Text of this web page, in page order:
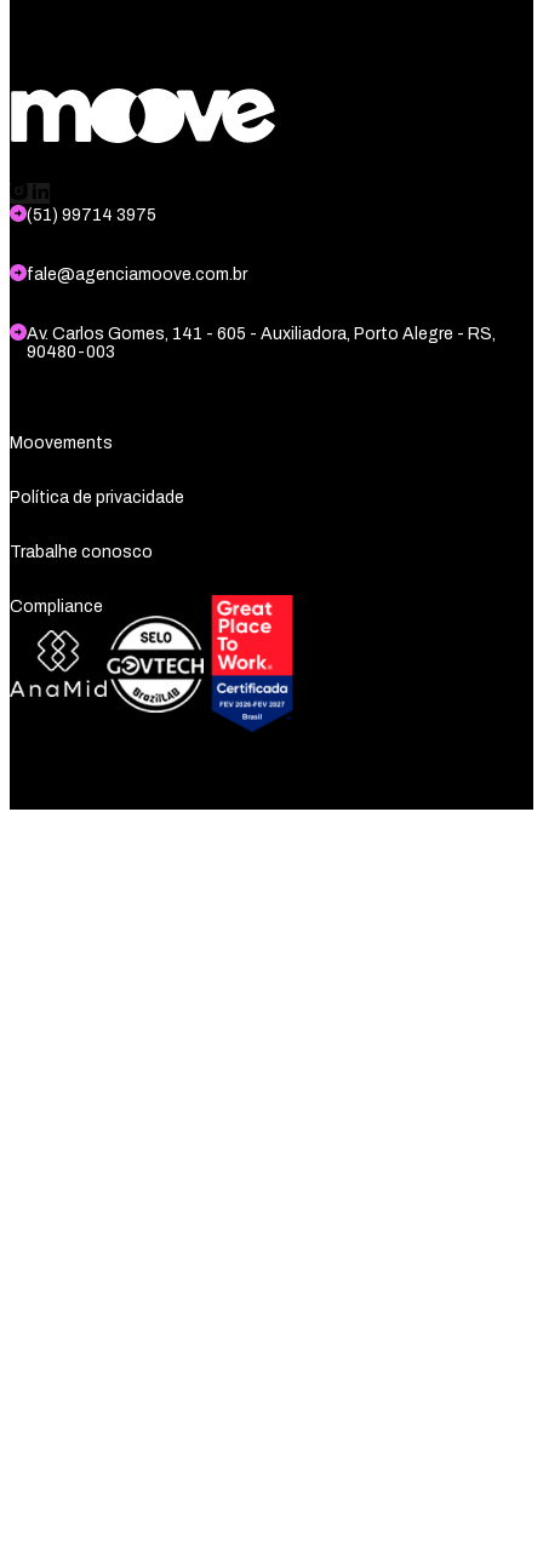
(51) 99714 3975
fale@agenciamoove.com.br
Av. Carlos Gomes, 141 - 605 - Auxiliadora, Porto Alegre - RS,
90480-003
Moovements
Política de privacidade
Trabalhe conosco
Compliance